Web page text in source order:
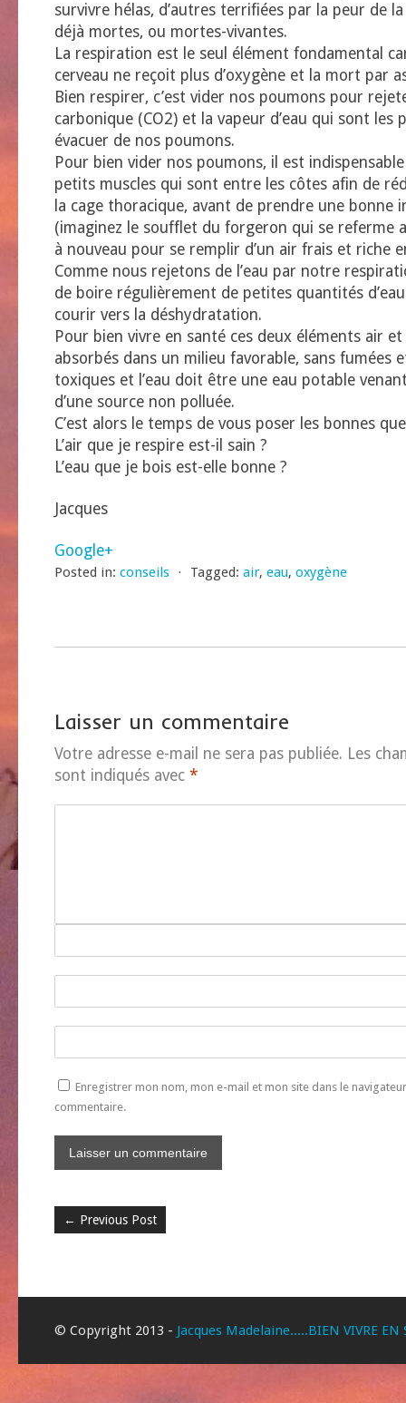
survivre hélas, d’autres terrifiées par la peur de
déjà mortes, ou mortes-vivantes.
La respiration est le seul élément fondamental
cerveau ne reçoit plus d’oxygène et la mort par
Bien respirer, c’est vider nos poumons pour
carbonique (CO2) et la vapeur d’eau qui sont les
évacuer de nos poumons.
Pour bien vider nos poumons, il est
petits muscles qui sont entre les côtes afin de
la cage thoracique, avant de prendre une bonne
(imaginez le soufflet du forgeron qui se referme
à nouveau pour se remplir d’un air frais et riche
Comme nous rejetons de l’eau par notre
de boire régulièrement de petites quantités
courir vers la déshydratation.
Pour bien vivre en santé ces deux éléments air
absorbés dans un milieu favorable, sans fumées
toxiques et l’eau doit être une eau potable
d’une source non polluée.
C’est alors le temps de vous poser les bonnes
L’air que je respire est-il sain ?
L’eau que je bois est-elle bonne ?
Jacques
Google+
Posted in: conseils ⋅ Tagged: air, eau, oxygène
Laisser un commentaire
Votre adresse e-mail ne sera pas publiée. Les
sont indiqués avec *
Enregistrer mon nom, mon e-mail et mon site dans le
commentaire.
← Previous Post
© Copyright 2013 - Jacques Madelaine.....BIEN VIVRE EN